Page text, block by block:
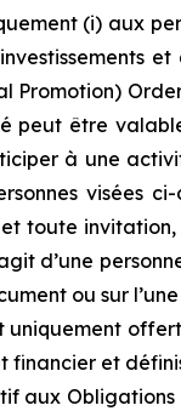
(i) aux
peut être
à une
visées
toute
d’une
ou sur
et